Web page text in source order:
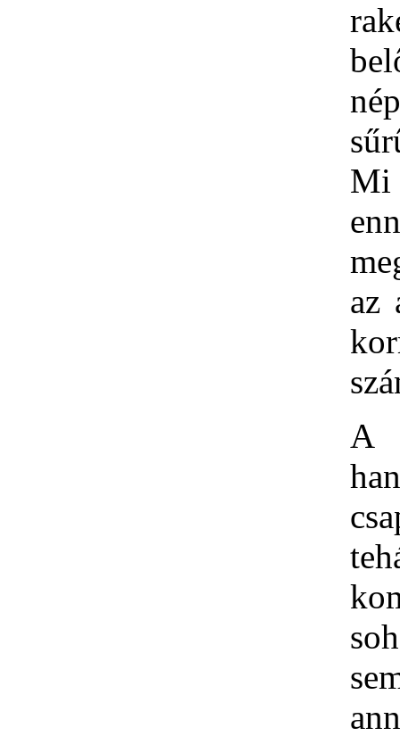
nép
az
A